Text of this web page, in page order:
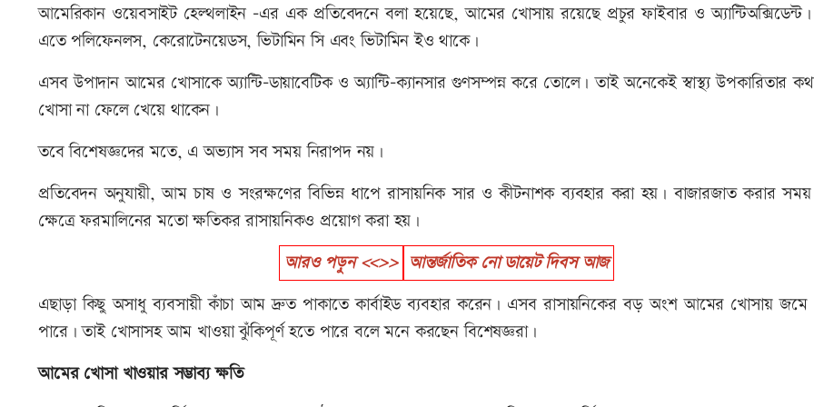
আমেরিকান ওয়েবসাইট হেল্থলাইন –এর এক প্রতিবেদনে বলা হয়েছে, আমের খোসায় রয়েছে প্রচুর ফাইবার ও
এতে পলিফেনলস, কেরোটেনয়েডস, ভিটামিন সি এবং ভিটামিন ইও থাকে।
এসব উপাদান আমের খোসাকে অ্যান্টি-ডায়াবেটিক ও অ্যান্টি-ক্যানসার গুণসম্পন্ন করে তোলে। তাই অনেকেই স্বাস্থ্য উপকারিতার
খোসা না ফেলে খেয়ে থাকেন।
তবে বিশেষজ্ঞদের মতে, এ অভ্যাস সব সময় নিরাপদ নয়।
প্রতিবেদন অনুযায়ী, আম চাষ ও সংরক্ষণের বিভিন্ন ধাপে রাসায়নিক সার ও কীটনাশক ব্যবহার করা হয়। বাজারজাত করার
ক্ষেত্রে ফরমালিনের মতো ক্ষতিকর রাসায়নিকও প্রয়োগ করা হয়।
আরও পড়ুন <<>> আন্তর্জাতিক নো ডায়েট দিবস আজ
এছাড়া কিছু অসাধু ব্যবসায়ী কাঁচা আম দ্রুত পাকাতে কার্বাইড ব্যবহার করেন। এসব রাসায়নিকের বড় অংশ আমের খোসায় জমে
পারে। তাই খোসাসহ আম খাওয়া ঝুঁকিপূর্ণ হতে পারে বলে মনে করছেন বিশেষজ্ঞরা।
আমের খোসা খাওয়ার সম্ভাব্য ক্ষতি